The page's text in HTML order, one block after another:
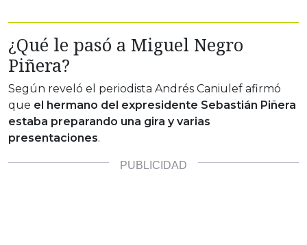
¿Qué le pasó a Miguel Negro
Piñera?
Según reveló el periodista Andrés Caniulef afirmó
que el hermano del expresidente Sebastián Piñera
estaba preparando una gira y varias
presentaciones.